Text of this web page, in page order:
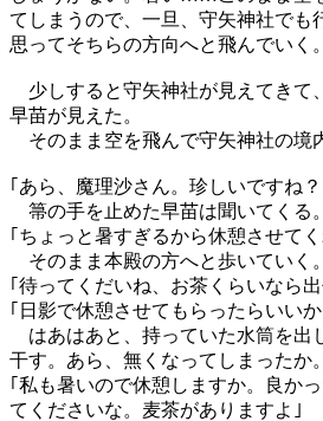
てしまうので、一旦、守矢神社でも
思ってそちらの方向へと飛んでいく。
少しすると守矢神社が見えてきて
早苗が見えた。
そのまま空を飛んで守矢神社の境
｢あら、魔理沙さん。珍しいですね？
箒の手を止めた早苗は聞いてくる。
｢ちょっと暑すぎるから休憩させてく
そのまま本殿の方へと歩いていく。
｢待ってくだいね、お茶くらいなら
｢日影で休憩させてもらったらいい
はあはあと、持っていた水筒を出
干す。あら、無くなってしまったか。
｢私も暑いので休憩しますか。良か
てくださいな。麦茶がありますよ｣